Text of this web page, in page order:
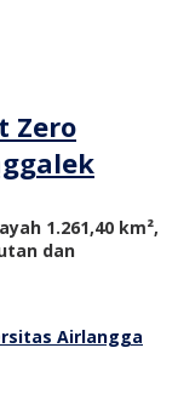
Zero
1.261,40 km²,
dan